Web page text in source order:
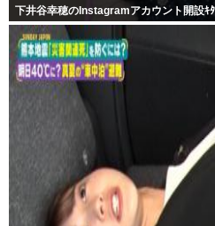
下井谷幸穂のInstagramアカウント